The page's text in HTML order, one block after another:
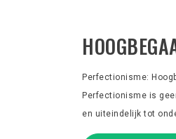
Perfectionisme:
Perfectionisme is
en uiteindelijk tot